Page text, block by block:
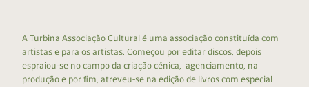
A Turbina Associação Cultural é uma associação constituída com
artistas e para os artistas. Começou por editar discos, depois
espraiou-se no campo da criação cénica, agenciamento, na
produção e por fim, atreveu-se na edição de livros com especial